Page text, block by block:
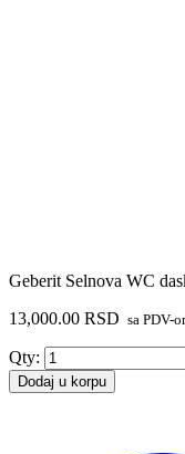
Geberit Selnova WC
13,000.00 RSD sa PDV-
Qty: Geberit
Selnova
WC
Dodaj u korpu